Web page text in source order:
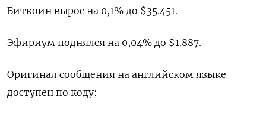
Биткоин вырос на 0,1% до $35.451.
Эфириум поднялся на 0,04% до $1.887.
Оригинал сообщения на английском языке
доступен по коду: